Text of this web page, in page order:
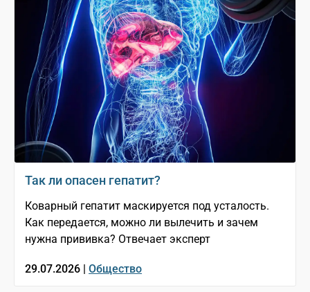
Так ли опасен гепатит?
Коварный гепатит маскируется под усталость.
Как передается, можно ли вылечить и зачем
нужна прививка? Отвечает эксперт
29.07.2026 | Общество